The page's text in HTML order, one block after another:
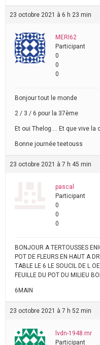
23 octobre 2021 à 6 h 23 min
MERI62
Participant
0
0
0
Bonjour tout le monde
2 / 3 / 6 pour la 37ème
Et oui Thelog…. Et que vive
Bonne journée teetouss
23 octobre 2021 à 7 h 45 min
pascal
Participant
0
0
0
BONJOUR A TERTOUSSES
POT DE FLEURS EN HAUT A
TABLE LE 6 LE SOUCIL DE L
FEUILLE DU POT DU MILIEU
6MAIN
23 octobre 2021 à 7 h 52 min
lvdn-1948.mr
Participant